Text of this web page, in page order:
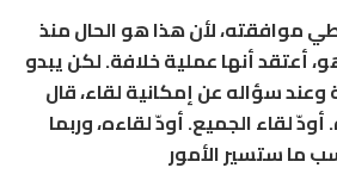
موافقته، لأن هذا هو الحال منذ
أعتقد أنها عملية خلافة. لكن يبدو
وعند سؤاله عن إمكانية لقاء، قال
لقاء الجميع. أودّ لقاءه، وربما
ما ستسير الأمور